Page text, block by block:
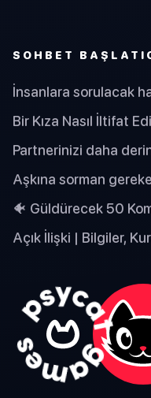
SOHBET
İnsanlara sorulacak
Bir Kıza Nasıl İltifat
Partnerinizi daha
Aşkına sorman
🐠 Güldürecek 50
Açık İlişki | Bilgiler,